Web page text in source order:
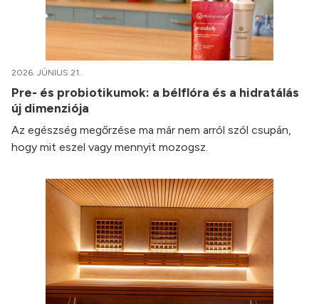
2026. JÚNIUS 21.
Pre- és probiotikumok: a bélflóra és a hidratálás
új dimenziója
Az egészség megőrzése ma már nem arról szól csupán,
hogy mit eszel vagy mennyit mozogsz.